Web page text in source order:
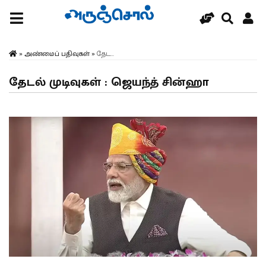
» அண்மைப் பதிவுகள்» தேட...
தேடல் முடிவுகள் : ஜெயந்த் சின்ஹா